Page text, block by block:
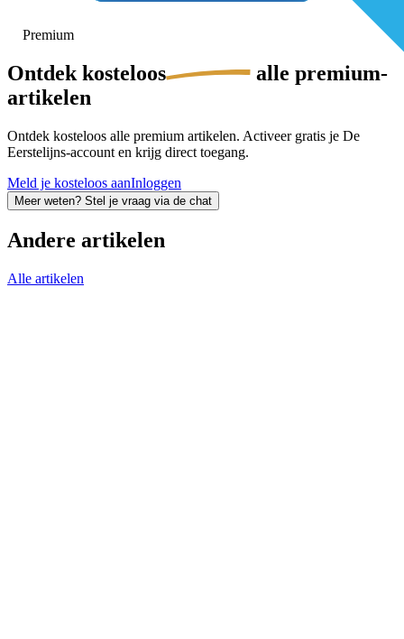
Premium
Ontdek kosteloos
alle premium-
artikelen
Ontdek kosteloos alle premium artikelen. Activeer gratis je De
Eerstelijns-account en krijg direct toegang.
Meld je kosteloos aanInloggen
Meer weten? Stel je vraag via de chat
Andere artikelen
Alle artikelen